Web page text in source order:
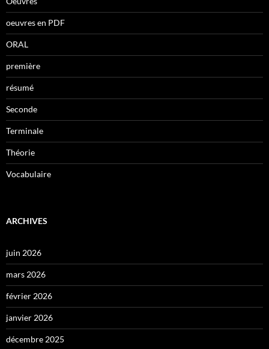
oeuvres en PDF
ORAL
première
résumé
Seconde
Terminale
Théorie
Vocabulaire
ARCHIVES
juin 2026
mars 2026
février 2026
janvier 2026
décembre 2025